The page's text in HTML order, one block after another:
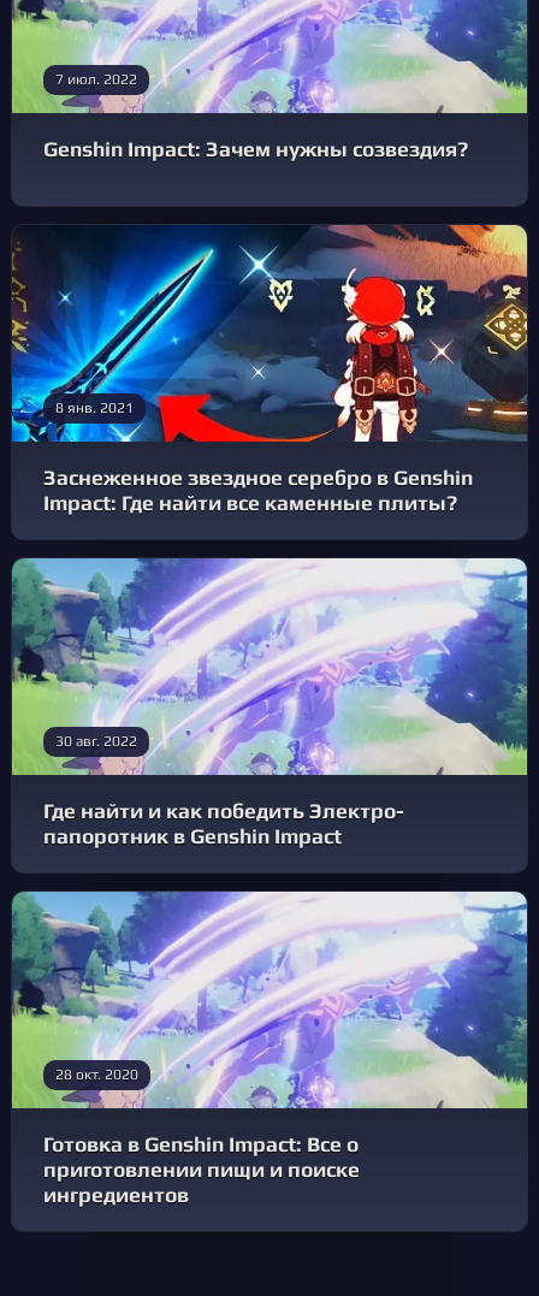
7 июл. 2022
Genshin Impact: Зачем нужны созвездия?
8 янв. 2021
Заснеженное звездное серебро в Genshin
Impact: Где найти все каменные плиты?
30 авг. 2022
Где найти и как победить Электро-
папоротник в Genshin Impact
28 окт. 2020
Готовка в Genshin Impact: Все о
приготовлении пищи и поиске
ингредиентов